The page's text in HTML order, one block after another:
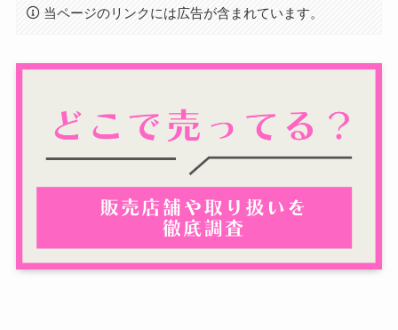
当ページのリンクには広告が含まれています。